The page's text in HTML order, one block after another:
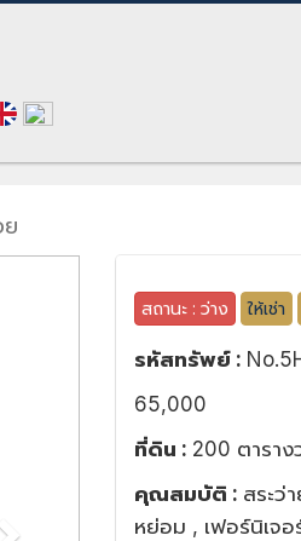
ย
สถานะ : ว่าง ให้เช่า
รหัสทรัพย์ :
65,000
ที่ดิน : 200 ตาราง
คุณสมบัติ : สระว่
หย่อม , เฟอร์นิเจ